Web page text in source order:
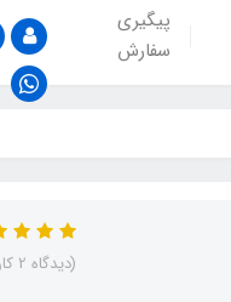
پیگیری
سفارش
(دیدگاه 2 کاربر)